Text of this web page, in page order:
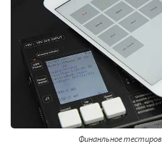
Финанльное